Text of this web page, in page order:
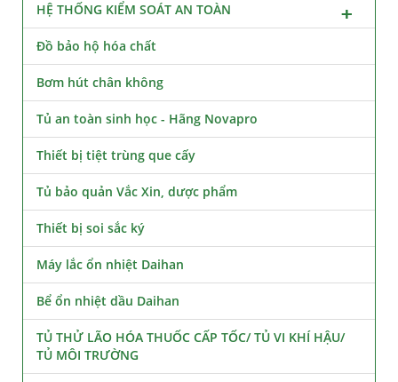
HỆ THỐNG KIỂM SOÁT AN TOÀN
Đồ bảo hộ hóa chất
Bơm hút chân không
Tủ an toàn sinh học - Hãng Novapro
Thiết bị tiệt trùng que cấy
Tủ bảo quản Vắc Xin, dược phẩm
Thiết bị soi sắc ký
Máy lắc ổn nhiệt Daihan
Bể ổn nhiệt dầu Daihan
TỦ THỬ LÃO HÓA THUỐC CẤP TỐC/ TỦ VI KHÍ HẬU/
TỦ MÔI TRƯỜNG